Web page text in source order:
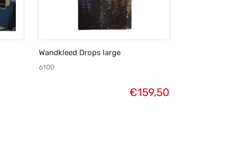
Wandkleed Drops large
6100
€159,50